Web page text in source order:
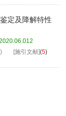
定及降解特性
) [施引文献](5)